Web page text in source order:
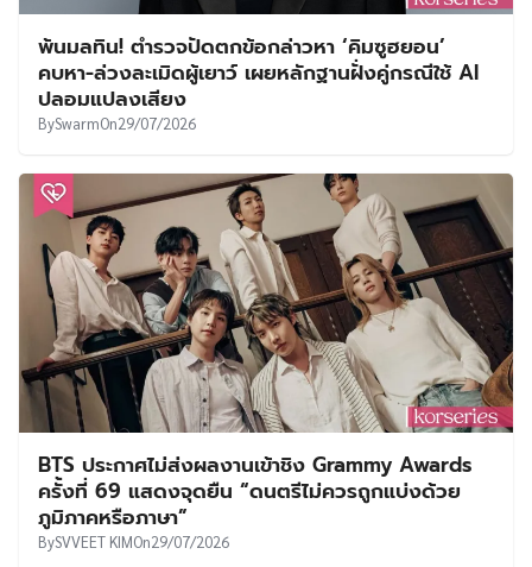
พ้นมลทิน! ตำรวจปัดตกข้อกล่าวหา ‘คิมซูฮยอน’
คบหา-ล่วงละเมิดผู้เยาว์ เผยหลักฐานฝั่งคู่กรณีใช้ AI
ปลอมแปลงเสียง
BySwarmOn29/07/2026
BTS ประกาศไม่ส่งผลงานเข้าชิง Grammy Awards
ครั้งที่ 69 แสดงจุดยืน “ดนตรีไม่ควรถูกแบ่งด้วย
ภูมิภาคหรือภาษา”
BySVVEET KIMOn29/07/2026